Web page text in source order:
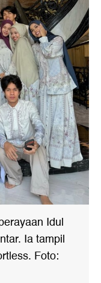
Idul
Ia tampil
Foto: